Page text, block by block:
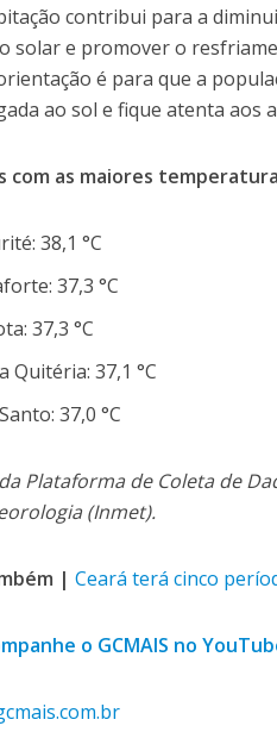
contribui para a
solar e promover o
é para que a
ao sol e fique atenta aos
com as maiores
38,1 °C
37,3 °C
37,3 °C
Quitéria: 37,1 °C
37,0 °C
Plataforma de Coleta de
(Inmet).
| Ceará terá cinco
o GCMAIS no